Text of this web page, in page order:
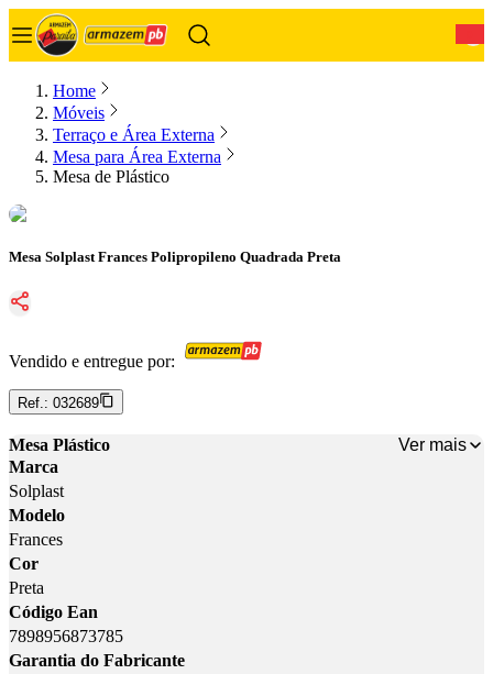
Home
Móveis
Terraço e Área Externa
Mesa para Área Externa
Mesa de Plástico
Mesa Solplast Frances Polipropileno Quadrada Preta
Vendido e entregue por:
Ref.: 032689
Mesa Plástico
Ver mais
Marca
Solplast
Modelo
Frances
Cor
Preta
Código Ean
7898956873785
Garantia do Fabricante